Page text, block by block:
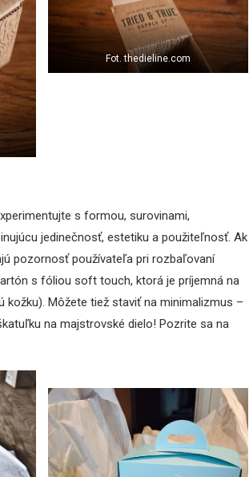
Fot. thedieline.com
s formou, surovinami,
jedinečnosť, estetiku a použiteľnosť. Ak
pozornosť používateľa pri rozbaľovaní
s fóliou soft touch, ktorá je príjemná na
Môžete tiež staviť na minimalizmus –
na majstrovské dielo! Pozrite sa na